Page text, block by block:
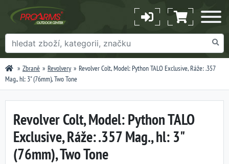
Zbraně Revolvery
Revolver Colt, Model: Python TALO Exclusive, Ráže: .357
Mag., hl: 3" (76mm), Two Tone
Revolver Colt, Model: Python TALO
Exclusive, Ráže: .357 Mag., hl: 3"
(76mm), Two Tone